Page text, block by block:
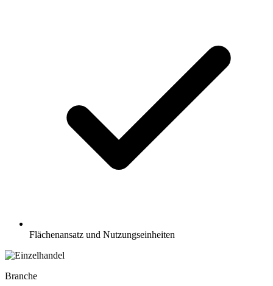
Flächenansatz und Nutzungseinheiten
Branche